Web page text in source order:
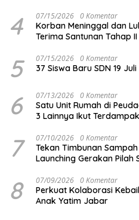
4 07/15/2026 0 Komentar
Korban Meninggal dan
Terima Santunan Tahap II
5 07/15/2026 0 Komentar
37 Siswa Baru SDN 19
6 07/13/2026 0 Komentar
Satu Unit Rumah di
3 Lainnya Ikut Terdampak
7 07/10/2026 0 Komentar
Tekan Timbunan
Launching Gerakan Pilah
8 07/09/2026 0 Komentar
Perkuat Kolaborasi
Anak Yatim Jabar